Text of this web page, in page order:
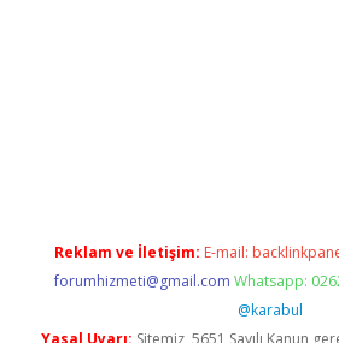
Reklam ve İletişim: E-mail:
forumhizmeti@gmail.com Whatsapp:
@karabul
Yasal Uyarı: Sitemiz, 5651 Sayılı Kanun